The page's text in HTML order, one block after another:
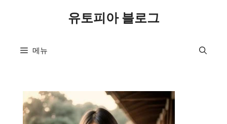
유토피아 블로그
메뉴